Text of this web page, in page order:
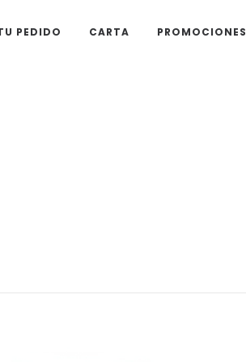
PEDIDO CARTA PROMOCIONES